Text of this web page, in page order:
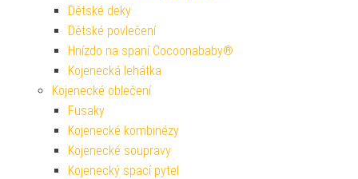
Dětské deky
Dětské povlečení
Hnízdo na spaní Cocoonababy®
Kojenecká lehátka
Kojenecké oblečení
Fusaky
Kojenecké kombinézy
Kojenecké soupravy
Kojenecký spací pytel